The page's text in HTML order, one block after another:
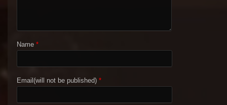
Name *
Email(will not be published) *